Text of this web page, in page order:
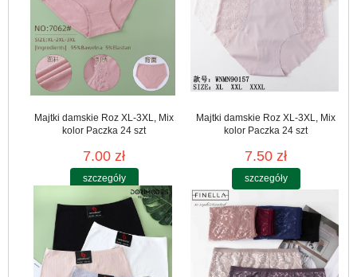
Majtki damskie Roz XL-3XL, Mix
kolor Paczka 24 szt
7.00 zł
szczegóły
Majtki damskie Roz XL-3XL, Mix
kolor Paczka 24 szt
7.50 zł
szczegóły